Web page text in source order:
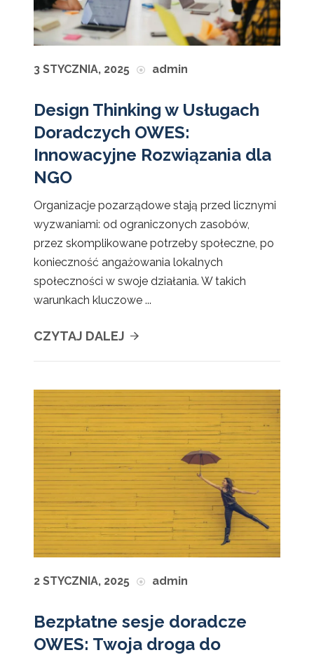
3 STYCZNIA, 2025 admin
Design Thinking w Usługach
Doradczych OWES:
Innowacyjne Rozwiązania dla
NGO
Organizacje pozarządowe stają przed licznymi
wyzwaniami: od ograniczonych zasobów,
przez skomplikowane potrzeby społeczne, po
konieczność angażowania lokalnych
społeczności w swoje działania. W takich
warunkach kluczowe ...
CZYTAJ DALEJ
2 STYCZNIA, 2025 admin
Bezpłatne sesje doradcze
OWES: Twoja droga do